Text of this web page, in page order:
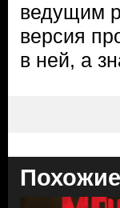
ведущим
версия
в ней, а